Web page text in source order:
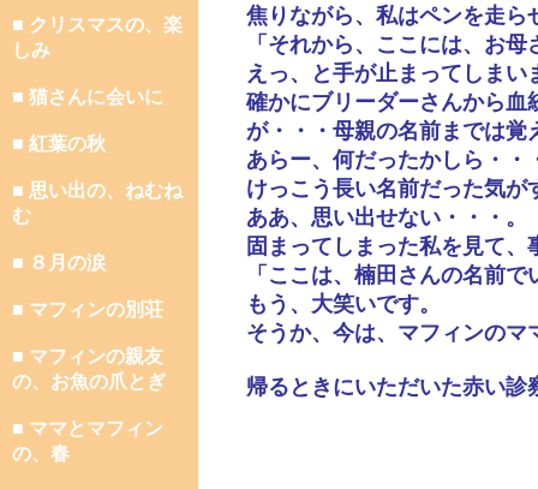
■ クリスマスの、楽
しみ
■ 猫さんに会いに
■ 紅葉の秋
■ 思い出の、ねむね
む
■ ８月の涙
■ マフィンの別荘
■ マフィンの親友
の、お魚の爪とぎ
■ ママとマフィン
の、春
焦りながら、私はペンを走ら
「それから、ここには、お
えっ、と手が止まってしまい
確かにブリーダーさんから血
が・・・母親の名前までは覚
あらー、何だったかしら・・
けっこう長い名前だった気が
ああ、思い出せない・・・。
固まってしまった私を見て
「ここは、楠田さんの名前
もう、大笑いです。
そうか、今は、マフィンのマ
帰るときにいただいた赤い